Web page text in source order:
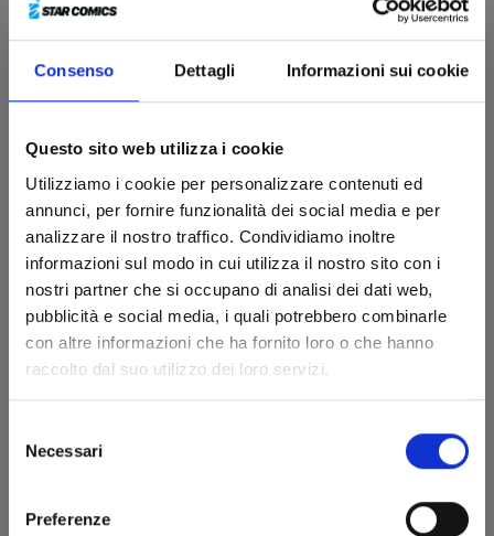
Consenso Dettagli Informazioni sui cookie
Questo sito web utilizza i cookie
Utilizziamo i cookie per personalizzare contenuti ed
annunci, per fornire funzionalità dei social media e per
analizzare il nostro traffico. Condividiamo inoltre
informazioni sul modo in cui utilizza il nostro sito con i
nostri partner che si occupano di analisi dei dati web,
pubblicità e social media, i quali potrebbero combinarle
con altre informazioni che ha fornito loro o che hanno
raccolto dal suo utilizzo dei loro servizi.
delNecessari
Preferenze
Cambiamento prezzi da marzo 2026
21/07/2026
Comunicazione ai lettori